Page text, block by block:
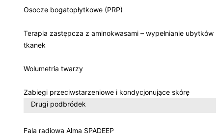
Osocze bogatopłytkowe (PRP)
Terapia zastępcza z aminokwasami – wypełnianie ubytków
tkanek
Wolumetria twarzy
Zabiegi przeciwstarzeniowe i kondycjonujące skórę
Drugi podbródek
Fala radiowa Alma SPADEEP